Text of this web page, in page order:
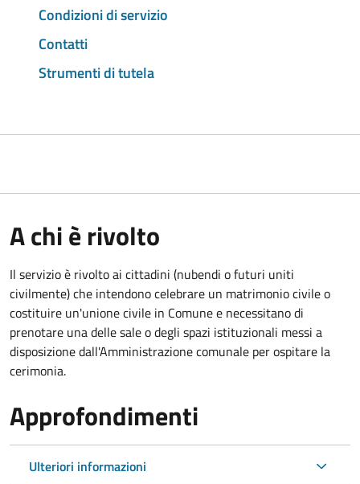
Condizioni di servizio
Contatti
Strumenti di tutela
A chi è rivolto
Il servizio è rivolto ai cittadini (nubendi o futuri uniti
civilmente) che intendono celebrare un matrimonio civile o
costituire un'unione civile in Comune e necessitano di
prenotare una delle sale o degli spazi istituzionali messi a
disposizione dall'Amministrazione comunale per ospitare la
cerimonia.
Approfondimenti
Ulteriori informazioni